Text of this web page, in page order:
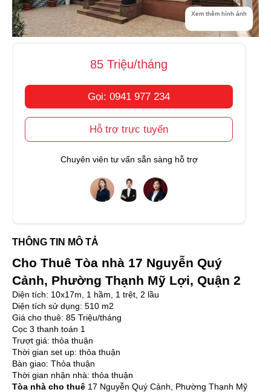
Xem thêm hình ảnh
85 Triệu/tháng
Gọi: 0941 977 234
Hỗ trợ trực tuyến
Chuyên viên tư vấn sẵn sàng hỗ trợ
THÔNG TIN MÔ TẢ
Cho Thuê Tòa nhà 17 Nguyễn Quý
Cảnh, Phường Thạnh Mỹ Lợi, Quận 2
Diện tích: 10x17m, 1 hầm, 1 trệt, 2 lầu
Diện tích sử dụng: 510 m2
Giá cho thuê: 85 Triệu/tháng
Cọc 3 thanh toán 1
Trượt giá: thỏa thuận
Thời gian set up: thỏa thuận
Bàn giao: Thỏa thuận
Thời gian nhận nhà: thỏa thuận
Tòa nhà cho thuê 17 Nguyễn Quý Cảnh, Phường Thạnh Mỹ